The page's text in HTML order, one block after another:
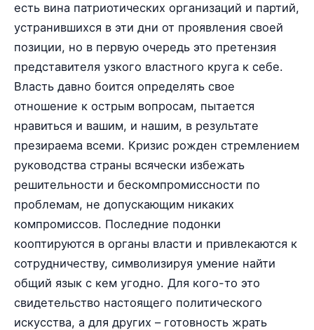
есть вина патриотических организаций и партий,
устранившихся в эти дни от проявления своей
позиции, но в первую очередь это претензия
представителя узкого властного круга к себе.
Власть давно боится определять свое
отношение к острым вопросам, пытается
нравиться и вашим, и нашим, в результате
презираема всеми. Кризис рожден стремлением
руководства страны всячески избежать
решительности и бескомпромиссности по
проблемам, не допускающим никаких
компромиссов. Последние подонки
кооптируются в органы власти и привлекаются к
сотрудничеству, символизируя умение найти
общий язык с кем угодно. Для кого-то это
свидетельство настоящего политического
искусства, а для других – готовность жрать